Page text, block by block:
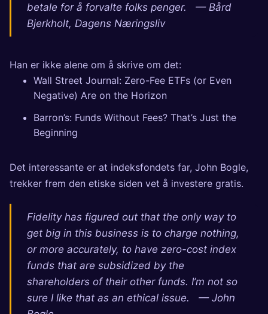
betale for å forvalte folks penger. — Bård
Bjerkholt, Dagens Næringsliv
Han er ikke alene om å skrive om det:
Wall Street Journal: Zero-Fee ETFs (or Even
Negative) Are on the Horizon
Barron’s: Funds Without Fees? That’s Just the
Beginning
Det interessante er at indeksfondets far, John Bogle,
trekker frem den etiske siden vet å investere gratis.
Fidelity has figured out that the only way to
get big in this business is to charge nothing,
or more accurately, to have zero-cost index
funds that are subsidized by the
shareholders of their other funds. I’m not so
sure I like that as an ethical issue. — John